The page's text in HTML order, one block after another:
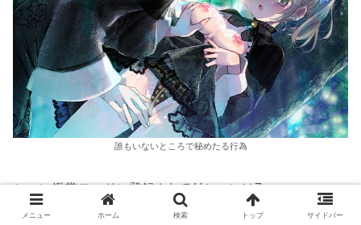
誰もいないところで秘めたる行為
シーン鑑賞モードに登録されるHシーンは7つ。
そのうち主人公のアルエットが絡むシーンは2つ。
メニュー ホーム 検索 トップ サイドバー